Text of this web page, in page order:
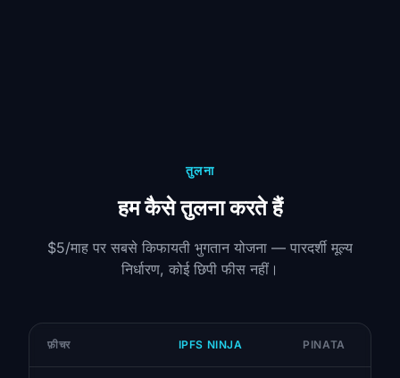
तुलना
हम कैसे तुलना करते हैं
$5/माह पर सबसे किफायती भुगतान योजना — पारदर्शी मूल्य
निर्धारण, कोई छिपी फीस नहीं।
फ़ीचर IPFS NINJA PINATA